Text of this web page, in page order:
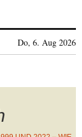
Do, 6. Aug 2026